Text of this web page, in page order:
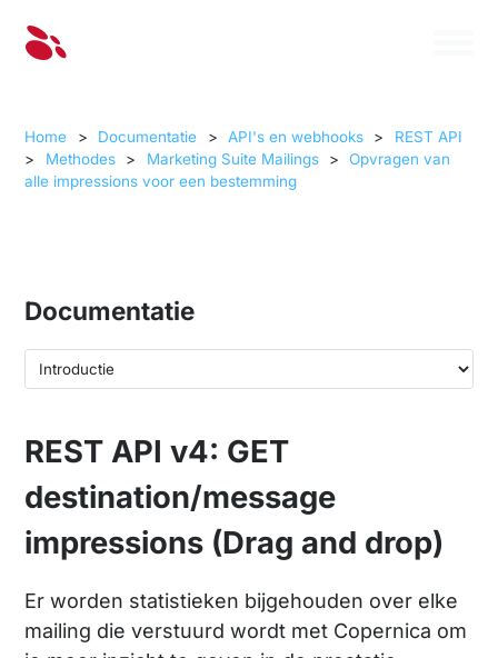
Home > Documentatie > API's en webhooks >
REST API
>
Methodes > Marketing Suite Mailings >
Opvragen van
alle impressions voor een bestemming
Documentatie
REST API v4: GET
destination/message
impressions (Drag and drop)
Er worden statistieken bijgehouden over elke
mailing die verstuurd wordt met Copernica om